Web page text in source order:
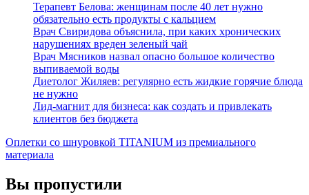
Терапевт Белова: женщинам после 40 лет нужно
обязательно есть продукты с кальцием
Врач Свиридова объяснила, при каких хронических
нарушениях вреден зеленый чай
Врач Мясников назвал опасно большое количество
выпиваемой воды
Диетолог Жиляев: регулярно есть жидкие горячие блюда
не нужно
Лид-магнит для бизнеса: как создать и привлекать
клиентов без бюджета
Оплетки со шнуровкой TITANIUM из премиального
материала
Вы пропустили